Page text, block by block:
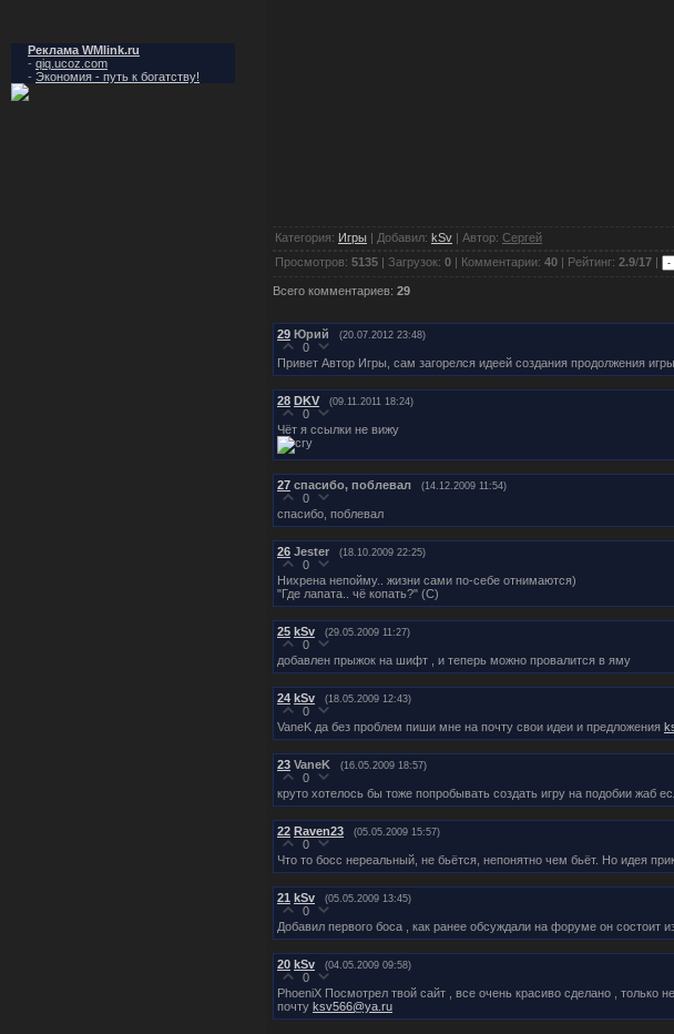
Реклама WMlink.ru
- qiq.ucoz.com
- Экономия - путь к богатству!
Категория: Игры | Добавил: kSv | Автор: Сергей
Просмотров: 5135 | Загрузок: 0 | Комментарии: 40 | Рейтинг: 2.9/17 |
Всего комментариев: 29
29 Юрий (20.07.2012 23:48)
0
Привет Автор Игры, сам загорелся идеей создания продолжения
28 DKV (09.11.2011 18:24)
0
Чёт я ссылки не вижу
27 спасибо, поблевал (14.12.2009 11:54)
0
спасибо, поблевал
26 Jester (18.10.2009 22:25)
0
Нихрена непойму.. жизни сами по-себе отнимаются)
"Где лапата.. чё копать?" (С)
25 kSv (29.05.2009 11:27)
0
добавлен прыжок на шифт , и теперь можно провалится в яму
24 kSv (18.05.2009 12:43)
0
VaneK да без проблем пиши мне на почту свои идеи и предложения
23 VaneK (16.05.2009 18:57)
0
круто хотелось бы тоже попробывать создать игру на подобии жаб
22 Raven23 (05.05.2009 15:57)
0
Что то босс нереальный, не бьётся, непонятно чем бьёт. Но идея
21 kSv (05.05.2009 13:45)
0
Добавил первого боса , как ранее обсуждали на форуме он состоит
20 kSv (04.05.2009 09:58)
0
PhoeniX Посмотрел твой сайт , все очень красиво сделано ,
почту ksv566@ya.ru